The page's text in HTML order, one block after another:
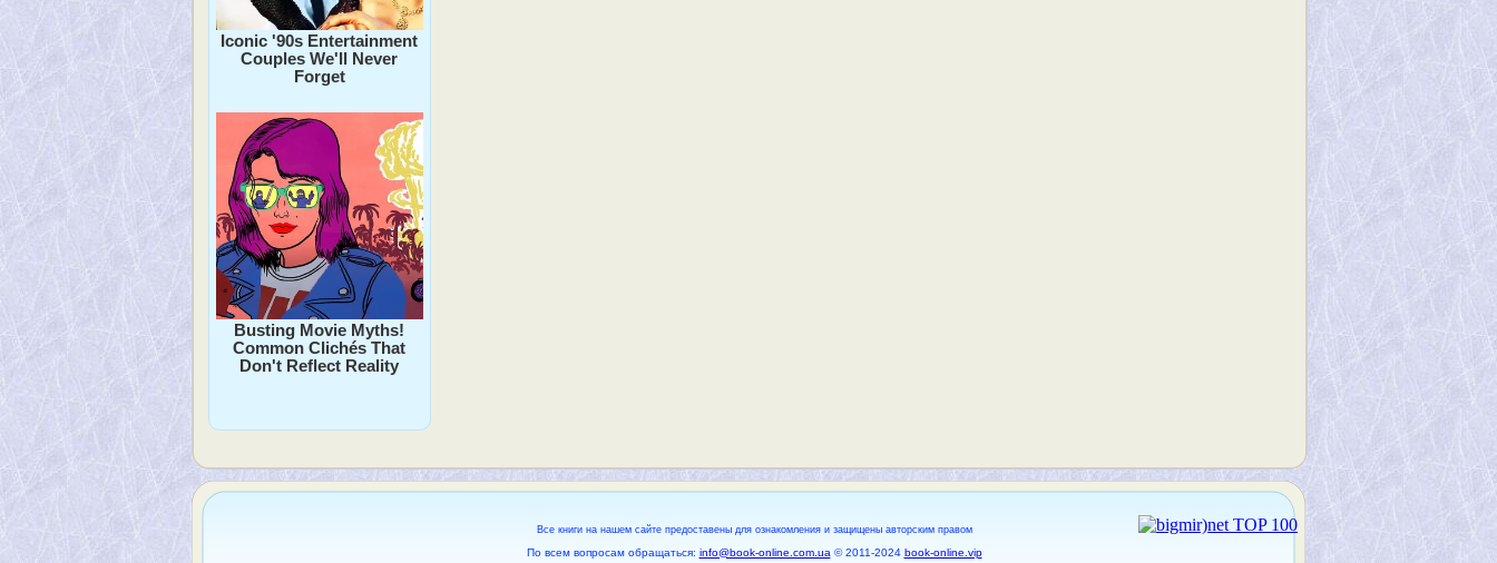
Iconic '90s Entertainment
Couples We'll Never
Forget
Busting Movie Myths!
Common Clichés That
Don't Reflect Reality
Все книги на нашем сайте предоставены для ознакомления и защищены авторским правом
По всем вопросам обращаться: info@book-online.com.ua © 2011-2024 book-online.vip